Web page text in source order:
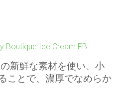
Boutique Ice Cream FB
新鮮な素材を使い、小
ことで、濃厚でなめらか